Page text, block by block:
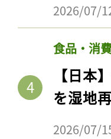
2026/07/
食品・消
【日本
を湿地
2026/07/